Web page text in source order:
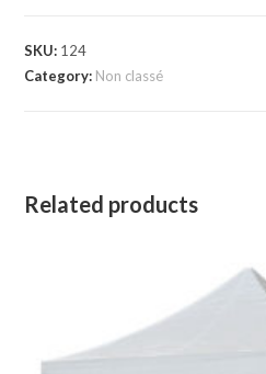
SKU: 124
Category: Non classé
Related products